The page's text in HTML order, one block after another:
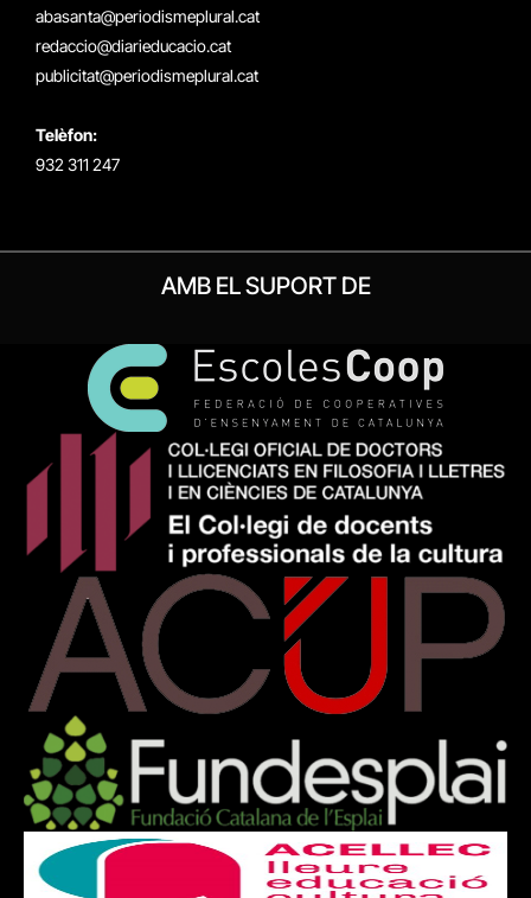
abasanta@periodismeplural.cat
redaccio@diarieducacio.cat
publicitat@periodismeplural.cat
Telèfon:
932 311 247
AMB EL SUPORT DE